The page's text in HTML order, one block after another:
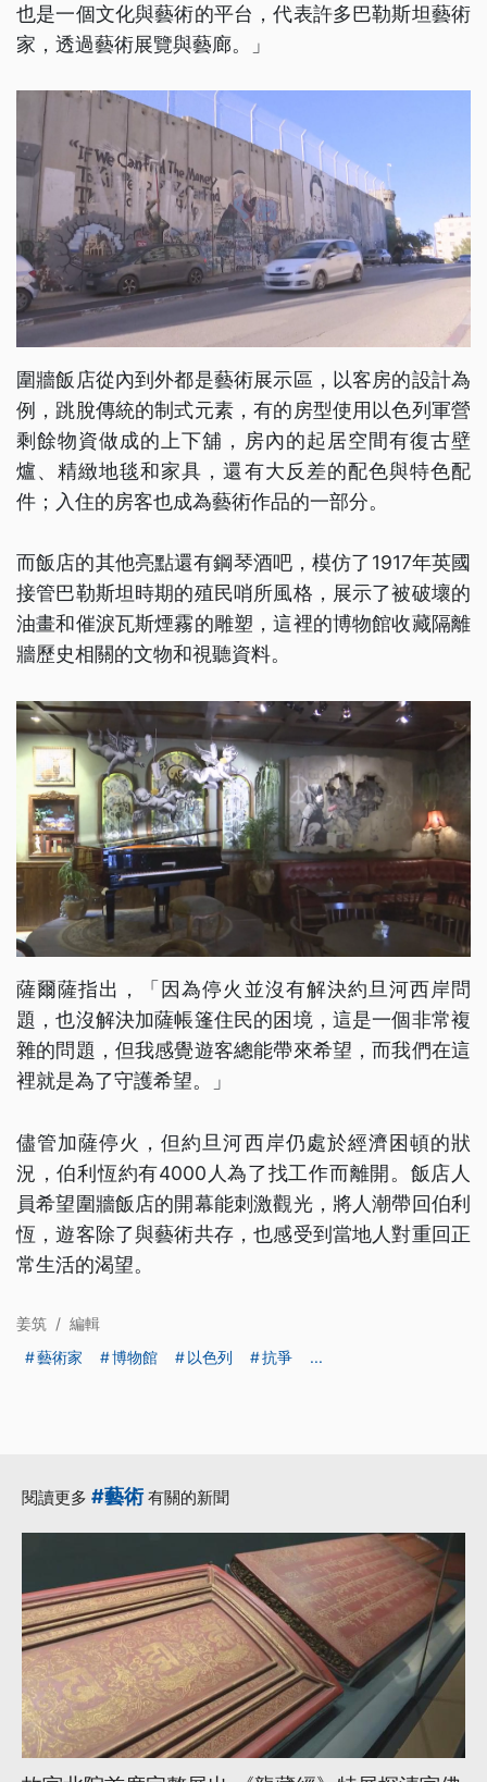
也是一個文化與藝術的平台，代表許多巴勒斯坦藝術
家，透過藝術展覽與藝廊。」
圍牆飯店從內到外都是藝術展示區，以客房的設計為
例，跳脫傳統的制式元素，有的房型使用以色列軍營
剩餘物資做成的上下舖，房內的起居空間有復古壁
爐、精緻地毯和家具，還有大反差的配色與特色配
件；入住的房客也成為藝術作品的一部分。
而飯店的其他亮點還有鋼琴酒吧，模仿了1917年英國
接管巴勒斯坦時期的殖民哨所風格，展示了被破壞的
油畫和催淚瓦斯煙霧的雕塑，這裡的博物館收藏隔離
牆歷史相關的文物和視聽資料。
薩爾薩指出，「因為停火並沒有解決約旦河西岸問
題，也沒解決加薩帳篷住民的困境，這是一個非常複
雜的問題，但我感覺遊客總能帶來希望，而我們在這
裡就是為了守護希望。」
儘管加薩停火，但約旦河西岸仍處於經濟困頓的狀
況，伯利恆約有4000人為了找工作而離開。飯店人
員希望圍牆飯店的開幕能刺激觀光，將人潮帶回伯利
恆，遊客除了與藝術共存，也感受到當地人對重回正
常生活的渴望。
姜筑 / 編輯
藝術家
博物館 以色列 抗爭 ...
閱讀更多 #藝術有關的新聞